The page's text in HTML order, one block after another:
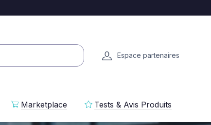
Espace partenaires
Marketplace Tests & Avis Produits